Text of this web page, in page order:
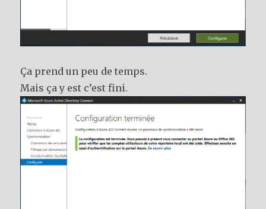
Ça prend un peu de temps.
Mais ça y est c’est fini.